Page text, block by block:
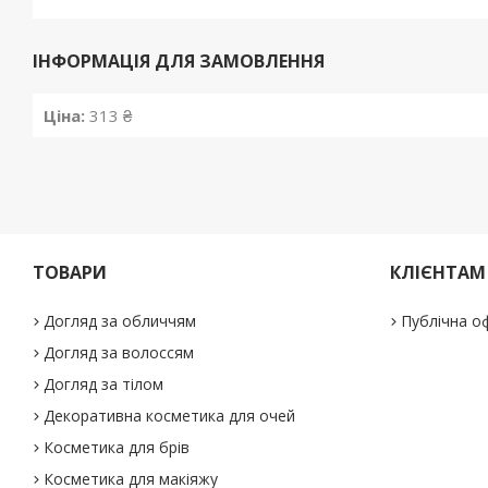
ІНФОРМАЦІЯ ДЛЯ ЗАМОВЛЕННЯ
Ціна: 313 ₴
ТОВАРИ
Догляд за обличчям
Догляд за волоссям
Догляд за тілом
Декоративна косметика для очей
Косметика для брів
Косметика для макіяжу
КЛІЄНТАМ
Публічна